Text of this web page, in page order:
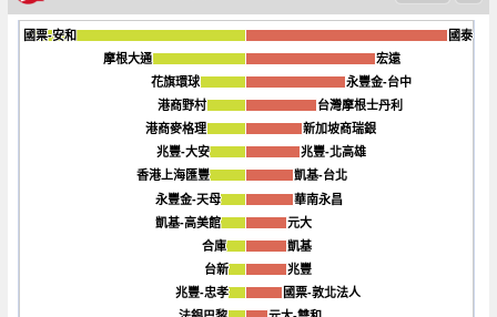
-60k
國泰
國泰
宏遠
宏遠
永豐金-台中
永豐金-台中
台灣摩根士丹利
台灣摩根士丹利
新加坡商瑞銀
新加坡商瑞銀
兆豐-北高雄
兆豐-北高雄
凱基-台北
凱基-台北
華南永昌
華南永昌
元大
元大
凱基
凱基
兆豐
兆豐
國票-敦北法人
國票-敦北法人
國票-安和
國票-安和
摩根大通
摩根大通
花旗環球
花旗環球
港商野村
港商野村
港商麥格理
港商麥格理
兆豐-大安
兆豐-大安
香港上海匯豐
香港上海匯豐
永豐金-天母
永豐金-天母
凱基-高美館
凱基-高美館
合庫
合庫
台新
台新
兆豐-忠孝
兆豐-忠孝